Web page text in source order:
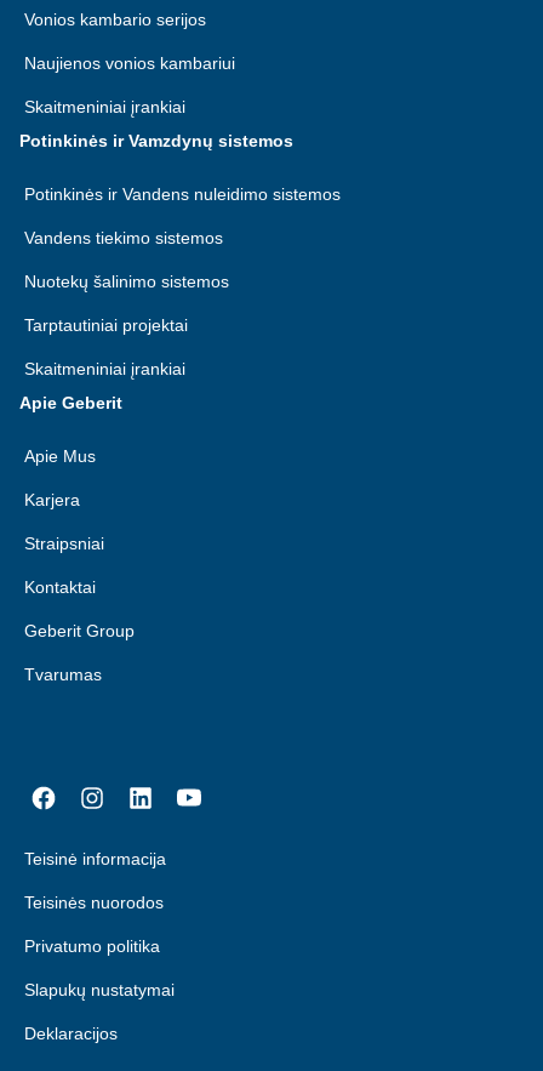
Vonios kambario serijos
Naujienos vonios kambariui
Skaitmeniniai įrankiai
Potinkinės ir Vamzdynų sistemos
Potinkinės ir Vandens nuleidimo sistemos
Vandens tiekimo sistemos
Nuotekų šalinimo sistemos
Tarptautiniai projektai
Skaitmeniniai įrankiai
Apie Geberit
Apie Mus
Karjera
Straipsniai
Kontaktai
Geberit Group
Tvarumas
Teisinė informacija
Teisinės nuorodos
Privatumo politika
Slapukų nustatymai
Deklaracijos